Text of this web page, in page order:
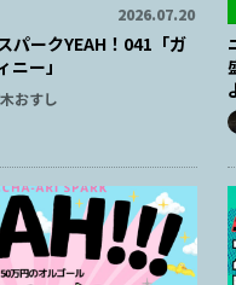
2026.07.20
パークYEAH！041「ガ
ニー」
おすし